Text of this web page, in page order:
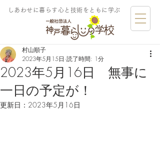
しあわせに暮らす​心と技術をともに学ぶ
2023年5月16日 無事に
一日の予定が！
村山順子
2023年5月15日 読了時間: 1分
更新日： 2023年5月16日